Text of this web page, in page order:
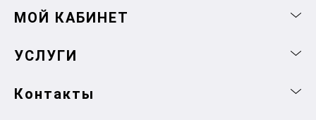
МОЙ КАБИНЕТ
УСЛУГИ
Контакты